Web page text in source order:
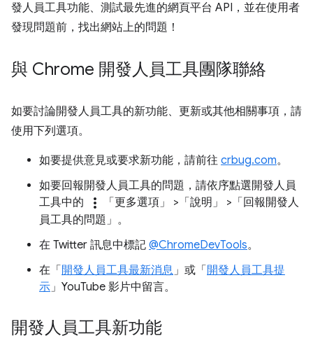
發人員工具功能、測試最先進的網頁平台 API，並在使用者
發現問題前，找出網站上的問題！
與 Chrome 開發人員工具團隊聯絡
如要討論開發人員工具的新功能、更新或其他相關事項，請
使用下列選項。
如要提供意見或要求新功能，請前往 crbug.com。
如要回報開發人員工具的問題，請依序點選開發人員
工具中的
more_vert 「更多選項」 >「說明」
>「回報開發人
員工具的問題」 。
在 Twitter 訊息中標記 @ChromeDevTools。
在「 開發人員工具最新消息」或「 開發人員工具提
示」YouTube 影片中留言。
開發人員工具新功能